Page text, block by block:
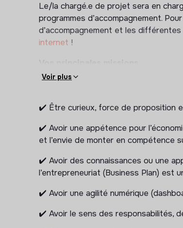
Le/la chargé.e de projet sera en
programmes d’accompagnement.
d’accompagnement et les
internet !
1. Mobilisation & sourcing (terrain
Couvrir des évènements locaux
Organiser des sessions
associations, centres sociaux…).
Activer des relais de
scripts) et mener des actions
Voir plus
✔️ Être curieux, force de proposition
✔️ Avoir une appétence pour
et l’envie de monter en compétence
✔️ Avoir des connaissances ou une
l’entrepreneuriat (Business Plan) est
✔️ Avoir une agilité numérique
✔️ Avoir le sens des responsabilités,